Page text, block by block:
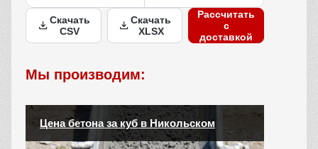
Скачать
CSV
Скачать
XLSX
Рассчитать
с
доставкой
Мы производим:
Цена бетона за куб в Никольском